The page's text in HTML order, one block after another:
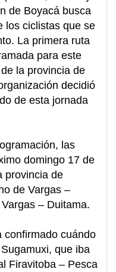
de Boyacá busca
los ciclistas que se
La primera ruta
para este
la provincia de
decidió
de esta jornada
las
domingo 17 de
provincia de
de Vargas –
– Duitama.
confirmado cuándo
que iba
Firavitoba – Pesca